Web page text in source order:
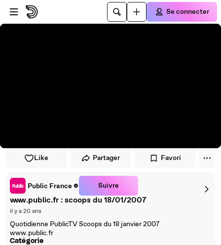
Passer au player
Passer au contenu principal
Se connecter
Like Partager Favori
Public France Suivre
www.public.fr : scoops du 18/01/2007
il y a 20 ans
Quotidienne PublicTV Scoops du 18 janvier 2007
www.public.fr
Catégorie